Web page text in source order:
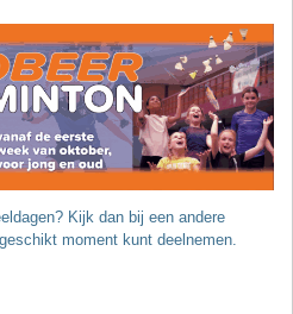
Kijk dan bij een andere
moment kunt deelnemen.